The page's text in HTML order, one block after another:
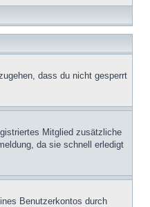
dass du nicht gesperrt
Mitglied zusätzliche
da sie schnell erledigt
Benutzerkontos durch